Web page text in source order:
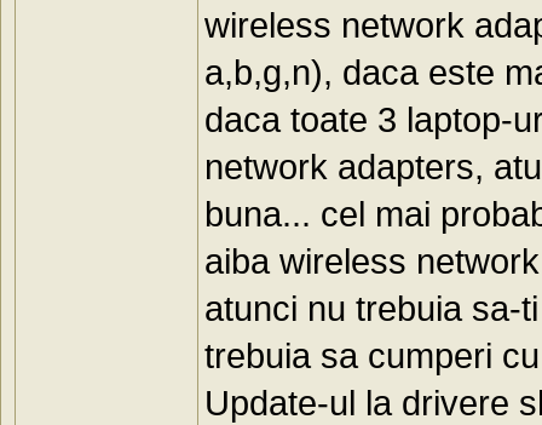
wireless network
a,b,g,n), daca este
daca toate 3 laptop-
network adapters,
buna... cel mai
aiba wireless
atunci nu trebuia sa-
trebuia sa cumperi
Update-ul la drivere